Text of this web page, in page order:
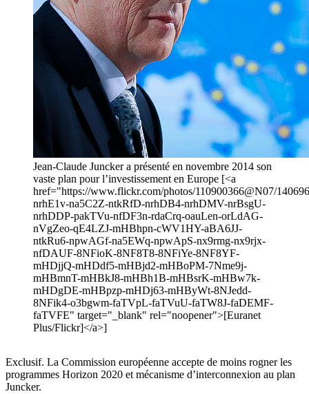
Jean-Claude Juncker a présenté en novembre 2014 son
vaste plan pour l’investissement en Europe [<a
href="https://www.flickr.com/photos/110900366@N07/
nrhE1v-na5C2Z-ntkRfD-nrhDB4-nrhDMV-nrBsgU-
nrhDDP-pakTVu-nfDF3n-rdaCrq-oauLen-orLdAG-
nVgZeo-qE4LZJ-mHBhpn-cWV1HY-aBA6JJ-
ntkRu6-npwAGf-na5EWq-npwApS-nx9rmg-nx9rjx-
nfDAUF-8NFioK-8NF8T8-8NFiYe-8NF8YF-
mHDjjQ-mHDdf5-mHBjd2-mHBoPM-7Nme9j-
mHBmnT-mHBkJ8-mHBh1B-mHBsrK-mHBw7k-
mHDgDE-mHBpzp-mHDj63-mHByWt-8NJedd-
8NFik4-o3bgwm-faTVpL-faTVuU-faTW8J-faDEMF-
faTVFE" target="_blank" rel="noopener">[Euranet
Plus/Flickr]</a>]
Exclusif. La Commission européenne accepte de moins rogner les
programmes Horizon 2020 et mécanisme d’interconnexion au plan
Juncker.